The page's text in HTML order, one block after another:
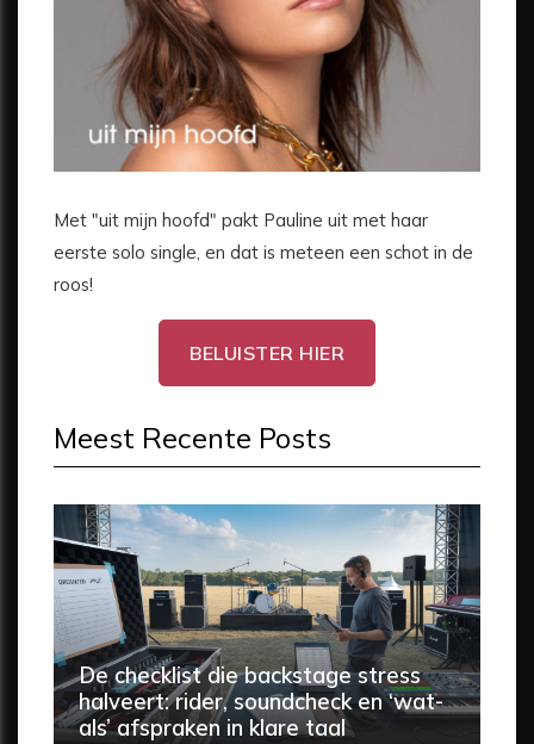
Met "uit mijn hoofd" pakt Pauline uit met haar
eerste solo single, en dat is meteen een schot in de
roos!
BELUISTER HIER
Meest Recente Posts
De checklist die backstage stress
halveert: rider, soundcheck en ‘wat-
als’ afspraken in klare taal